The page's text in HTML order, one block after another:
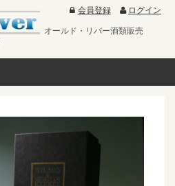
会員登録 ログイン
オールド・リバー酒類販売